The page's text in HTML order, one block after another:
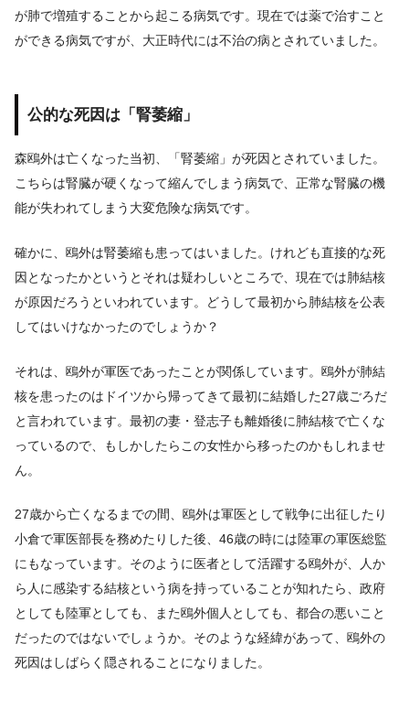
が肺で増殖することから起こる病気です。現在では薬で治すこと
ができる病気ですが、大正時代には不治の病とされていました。
公的な死因は「腎萎縮」
森鴎外は亡くなった当初、「腎萎縮」が死因とされていました。
こちらは腎臓が硬くなって縮んでしまう病気で、正常な腎臓の機
能が失われてしまう大変危険な病気です。
確かに、鴎外は腎萎縮も患ってはいました。けれども直接的な死
因となったかというとそれは疑わしいところで、現在では肺結核
が原因だろうといわれています。どうして最初から肺結核を公表
してはいけなかったのでしょうか？
それは、鴎外が軍医であったことが関係しています。鴎外が肺結
核を患ったのはドイツから帰ってきて最初に結婚した27歳ごろだ
と言われています。最初の妻・登志子も離婚後に肺結核で亡くな
っているので、もしかしたらこの女性から移ったのかもしれませ
ん。
27歳から亡くなるまでの間、鴎外は軍医として戦争に出征したり
小倉で軍医部長を務めたりした後、46歳の時には陸軍の軍医総監
にもなっています。そのように医者として活躍する鴎外が、人か
ら人に感染する結核という病を持っていることが知れたら、政府
としても陸軍としても、また鴎外個人としても、都合の悪いこと
だったのではないでしょうか。そのような経緯があって、鴎外の
死因はしばらく隠されることになりました。